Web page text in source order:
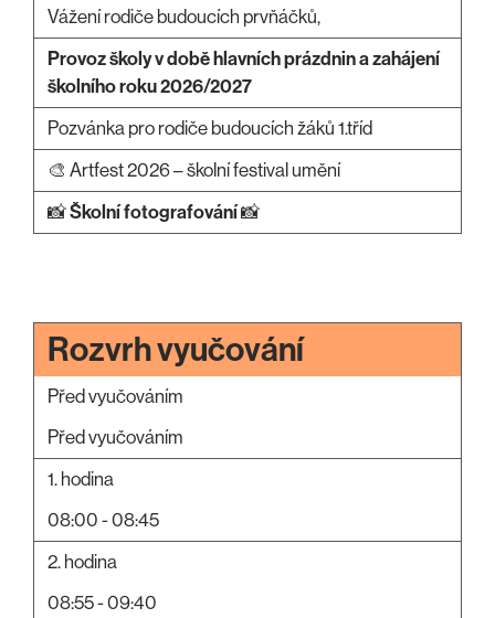
Vážení rodiče budoucích prvňáčků,
Provoz školy v době hlavních prázdnin a zahájení
školního roku 2026/2027
Pozvánka pro rodiče budoucích žáků 1.tříd
🎨 Artfest 2026 – školní festival umění
📸Školní fotografování📸
Rozvrh vyučování
Před vyučováním
Před vyučováním
1. hodina
08:00 - 08:45
2. hodina
08:55 - 09:40